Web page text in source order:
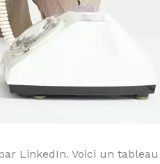
LinkedIn. Voici un